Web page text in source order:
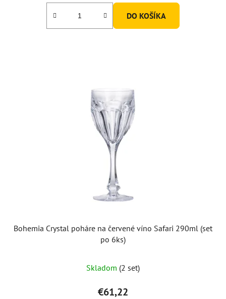
DO KOŠÍKA
Bohemia Crystal poháre na červené víno Safari 290ml (set
po 6ks)
Skladom (2 set)
€61,22